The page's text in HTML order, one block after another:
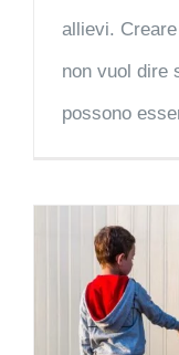
allievi.
non vuol dire
possono